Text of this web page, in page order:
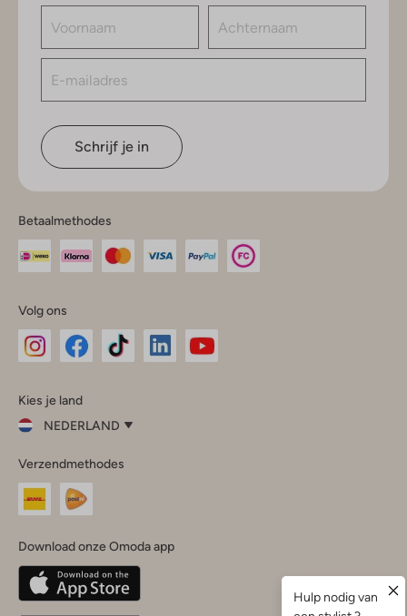
Schrijf je in
Betaalmethodes
Volg ons
InstagramFacebook
Kies je land
NEDERLAND
je
land
Nederland
Belgique(Français)
Deutschland
Verzendmethodes
Download onze Omoda app